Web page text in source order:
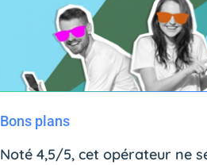
Bons plans
Noté 4,5/5, cet opérateur ne